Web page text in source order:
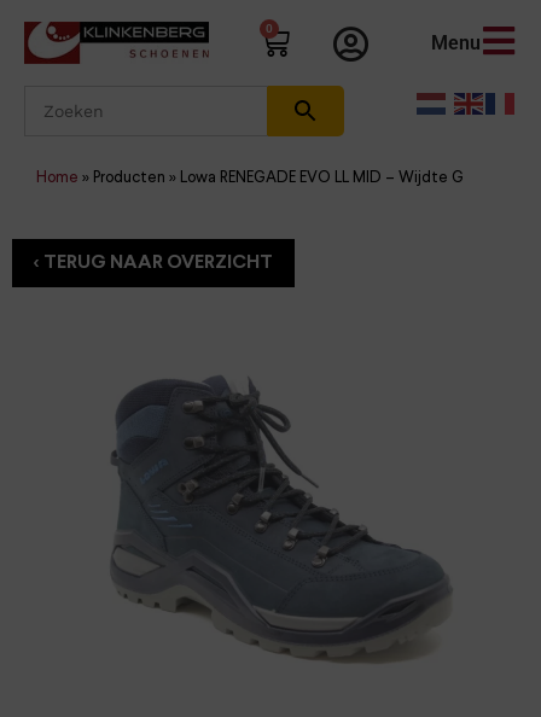
0
Menu
Home » Producten » Lowa RENEGADE EVO LL MID – Wijdte G